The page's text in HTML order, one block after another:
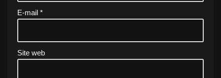
E-mail *
Site web